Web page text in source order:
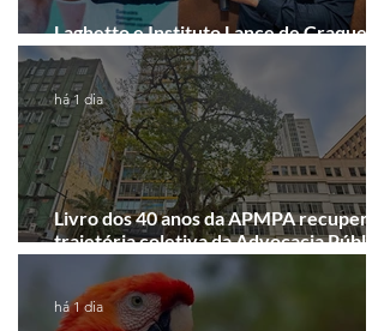
Laghetto e Instituto Lance de Craque
firmam parceria em Porto Alegre
Livro dos 40 anos da APMPA recupera a
trajetória coletiva da Advocacia Pública
há 1 dia
há 1 dia